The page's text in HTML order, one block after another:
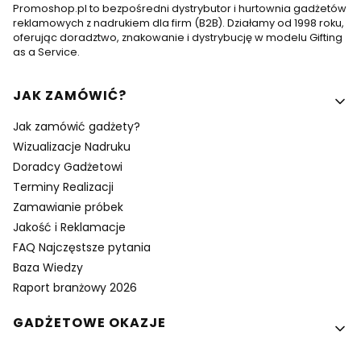
Promoshop.pl to bezpośredni dystrybutor i hurtownia gadżetów
reklamowych z nadrukiem dla firm (B2B). Działamy od 1998 roku,
oferując doradztwo, znakowanie i dystrybucję w modelu Gifting
as a Service.
Linki w stopce
JAK ZAMÓWIĆ?
Jak zamówić gadżety?
Wizualizacje Nadruku
Doradcy Gadżetowi
Terminy Realizacji
Zamawianie próbek
Jakość i Reklamacje
FAQ Najczęstsze pytania
Baza Wiedzy
Raport branżowy 2026
GADŻETOWE OKAZJE